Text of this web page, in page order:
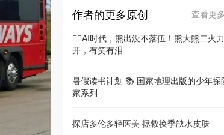
🇳🇿
作者的更多原创
查看更多
🦸‍♂️AI时代，熊出没不落伍！熊大熊二火
开，有笑有泪
暑假读书计划 📚 国家地理出版的少年探
家系列
探店多伦多轻医美 拯救换季缺水皮肤